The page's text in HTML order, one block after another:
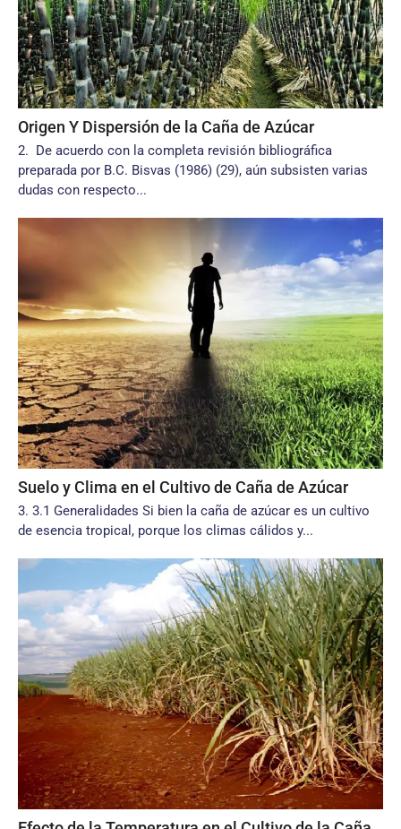
Origen Y Dispersión de la Caña de Azúcar
2. De acuerdo con la completa revisión bibliográfica
preparada por B.C. Bisvas (1986) (29), aún subsisten varias
dudas con respecto...
Suelo y Clima en el Cultivo de Caña de Azúcar
3. 3.1 Generalidades Si bien la caña de azúcar es un cultivo
de esencia tropical, porque los climas cálidos y...